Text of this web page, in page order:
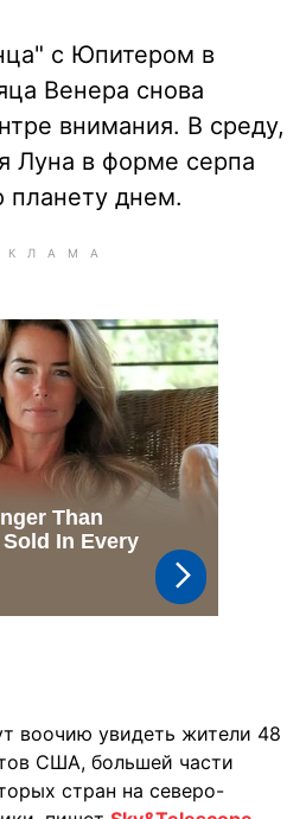
с Юпитером в
Венера снова
внимания. В среду,
Луна в форме серпа
днем.
воочию увидеть жители 48
США, большей части
стран на северо-